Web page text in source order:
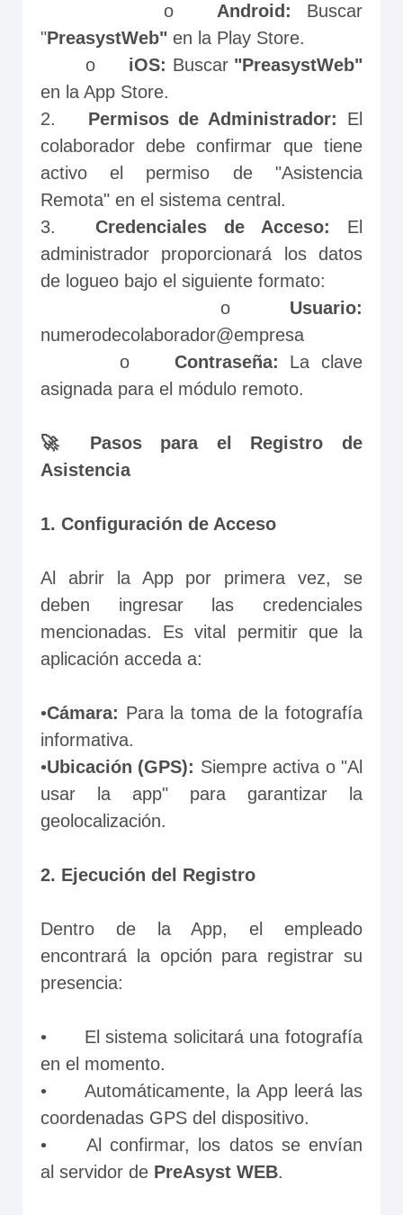
        o
Android: Buscar
"PreasystWeb" en la Play Store.
iOS: Buscar "PreasystWeb"
en la App Store.
Permisos de Administrador: El
colaborador debe confirmar que tiene
activo el permiso de "Asistencia
Remota" en el sistema central.
Credenciales de Acceso: El
administrador proporcionará los datos
de logueo bajo el siguiente formato:
numerodecolaborador@empresa
Contraseña: La clave
asignada para el módulo remoto.
🚀 Pasos para el Registro de
Asistencia
1. Configuración de Acceso
Al abrir la App por primera vez, se
deben ingresar las credenciales
mencionadas. Es vital permitir que la
aplicación acceda a:
•Cámara: Para la toma de la fotografía
informativa.
•Ubicación (GPS): Siempre activa o "Al
usar la app" para garantizar la
geolocalización.
2. Ejecución del Registro
Dentro de la App, el empleado
encontrará la opción para registrar su
presencia:
•	El sistema solicitará una fotografía
en el momento.
•	Automáticamente, la App leerá las
coordenadas GPS del dispositivo.
•	Al confirmar, los datos se envían
al servidor de PreAsyst WEB.